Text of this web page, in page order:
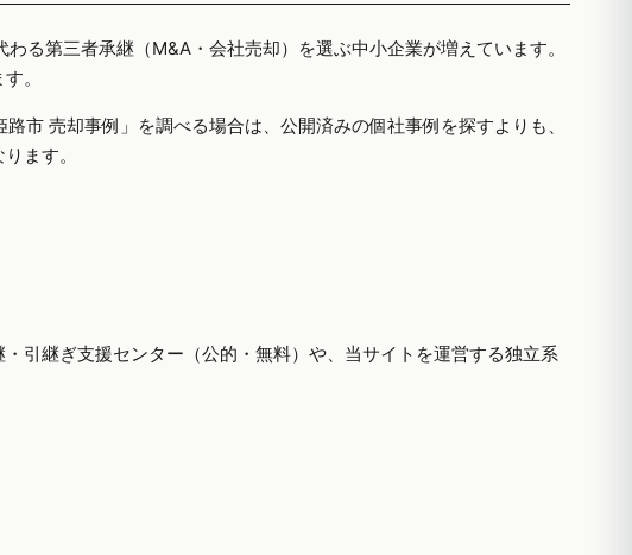
る第三者承継（M&A・会社売却）を選ぶ中小企業が増えています。
。
路市 売却事例」を調べる場合は、公開済みの個社事例を探すよりも、
ます。
引継ぎ支援センター（公的・無料）や、当サイトを運営する独立系